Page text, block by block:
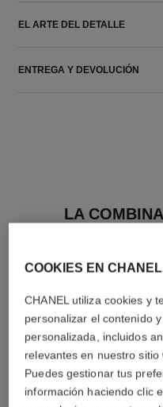
EL ARTE DEL DETALLE
ENTREGA Y DEVOLUCIÓN
LA
COOKIES EN
CHANEL utiliza cookies y
personalizar el contenido
personalizada, incluidos
relevantes en nuestro
Puedes gestionar tus
información haciendo clic